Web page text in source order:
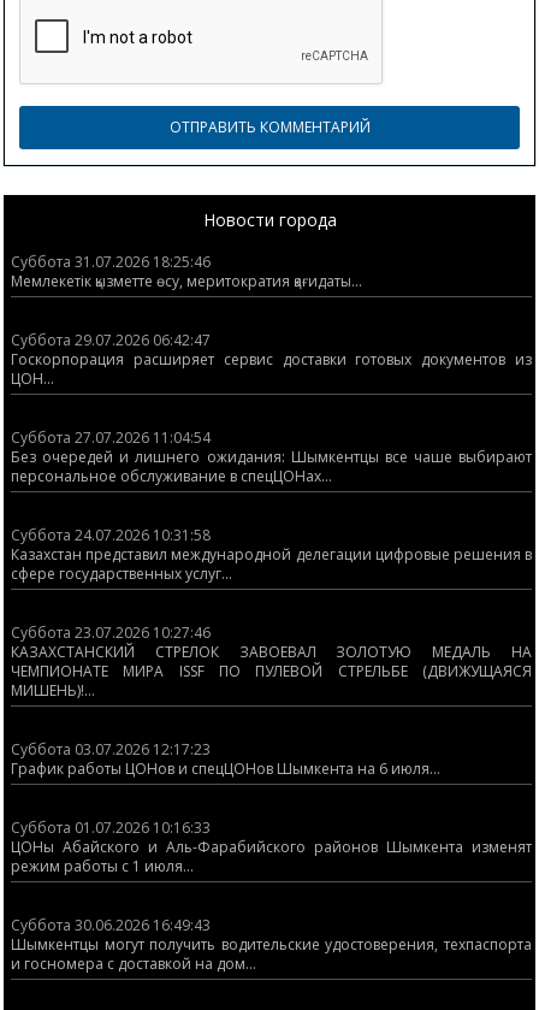
Новости города
Суббота 31.07.2026 18:25:46
Мемлекетік қызметте өсу, меритократия қағидаты...
Суббота 29.07.2026 06:42:47
Госкорпорация расширяет сервис доставки готовых документов из
ЦОН...
Суббота 27.07.2026 11:04:54
Без очередей и лишнего ожидания: Шымкентцы все чаше выбирают
персональное обслуживание в спецЦОНах...
Суббота 24.07.2026 10:31:58
Казахстан представил международной делегации цифровые решения в
сфере государственных услуг...
Суббота 23.07.2026 10:27:46
КАЗАХСТАНСКИЙ СТРЕЛОК ЗАВОЕВАЛ ЗОЛОТУЮ МЕДАЛЬ НА
ЧЕМПИОНАТЕ МИРА ISSF ПО ПУЛЕВОЙ СТРЕЛЬБЕ (ДВИЖУЩАЯСЯ
МИШЕНЬ)!...
Суббота 03.07.2026 12:17:23
График работы ЦОНов и спецЦОНов Шымкента на 6 июля...
Суббота 01.07.2026 10:16:33
ЦОНы Абайского и Аль-Фарабийского районов Шымкента изменят
режим работы с 1 июля...
Суббота 30.06.2026 16:49:43
Шымкентцы могут получить водительские удостоверения, техпаспорта
и госномера с доставкой на дом...